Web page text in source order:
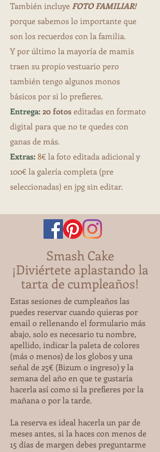
También incluye FOTO FAMILIAR!
porque sabemos lo importante que
son los recuerdos con la familia.
Y por último la mayoría de mamis
traen su propio vestuario pero
también tengo algunos monos
básicos por si lo prefieres.
Entrega:20 fotoseditadas en formato
digital para que no te quedes con
ganas de más.
Extras:8€ la foto editada adicional y
100€ la galería completa (pre
seleccionadas) en jpg sin editar.
Smash Cake
¡Diviértete aplastando la
tarta de cumpleaños!
Estas sesiones de cumpleaños las
puedes reservar cuando quieras por
email o rellenando el formulario más
abajo, solo es necesario tu nombre,
apellido, indicar la paleta de colores
(más o menos) de los globos y una
señal de 25€ (Bizum o ingreso) y la
semana del año en que te gustaría
hacerla así como si la prefieres por la
mañana o por la tarde.
La reserva es ideal hacerla un par de
meses antes, si la haces con menos de
15 días de margen debes preguntarme